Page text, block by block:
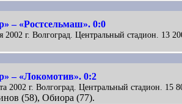
– «Ростсельмаш». 0:0
2002 г. Волгоград. Центральный стадион. 13
– «Локомотив». 0:2
2002 г. Волгоград. Центральный стадион. 15
(58), Обиора (77).